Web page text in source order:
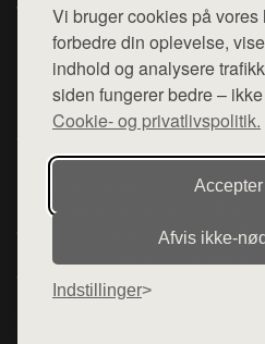
Vi bruger cookies på
forbedre din oplevelse,
indhold og analysere
siden fungerer bedre –
Cookie- og privatlivspolitik.
Afvis
Indstillinger
Top Rabatter
Kontakt
Denne side er en del af want.dk,
hjemmesider med præsentation
diverse webshops. Der sælges
varerne på lager.